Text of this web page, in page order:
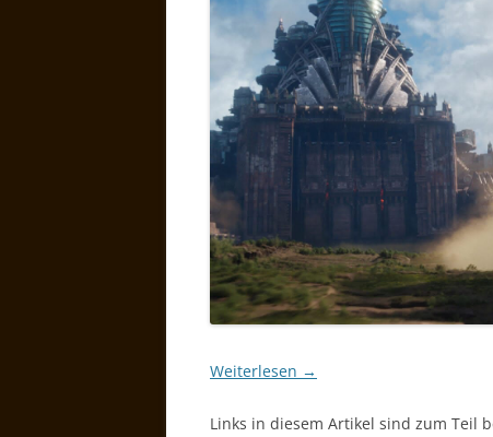
Weiterlesen →
Links in diesem Artikel sind zum Teil